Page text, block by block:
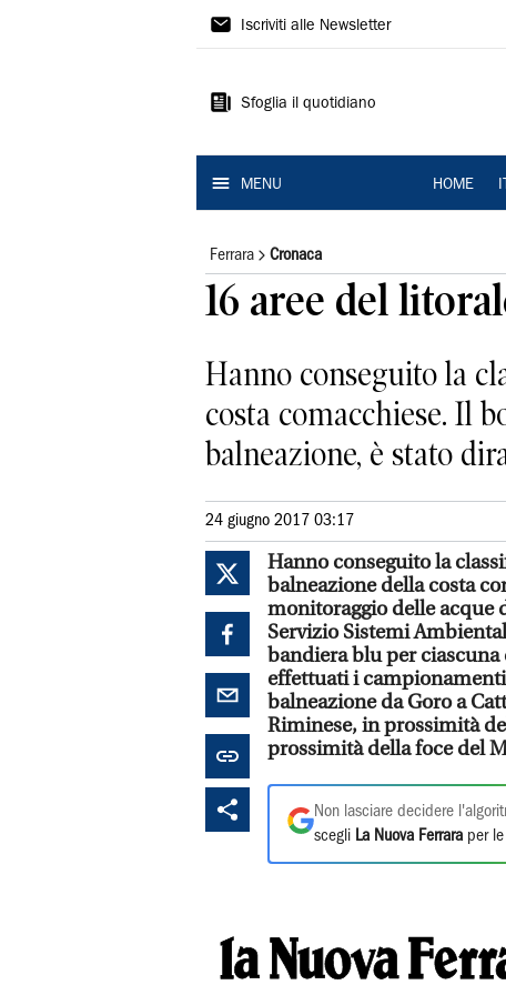
La
Ferrara
Iscriviti alle Newsletter
Sfoglia il quotidiano
MENU HOME
Ferrara Cronaca
16 aree del
Hanno conseguito la
costa comacchiese. Il
balneazione, è stato
24 giugno 2017 03:17
Hanno conseguito la
balneazione della costa
monitoraggio delle acque
Servizio Sistemi
bandiera blu per
effettuati i
balneazione da Goro a
Riminese, in prossimità
prossimità della foce del
Non lasciare decidere
scegli La Nuova Ferrara per